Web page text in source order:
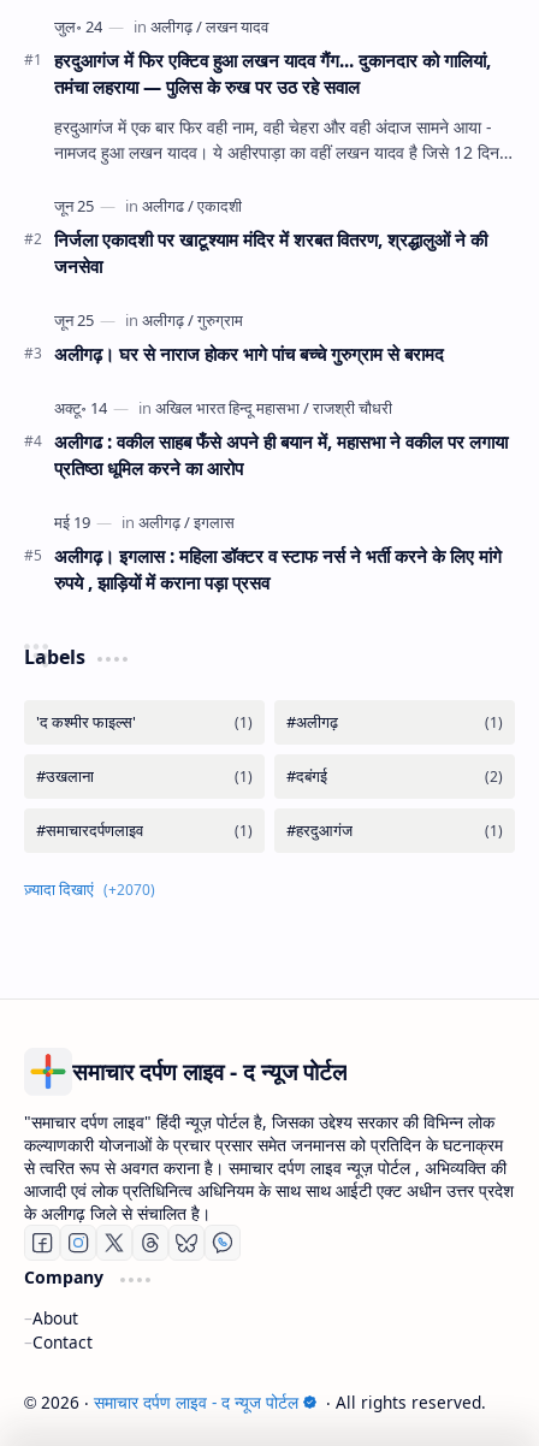
हरदुआगंज में फिर एक्टिव हुआ लखन यादव गैंग... दुकानदार को गालियां,
तमंचा लहराया — पुलिस के रुख पर उठ रहे सवाल
हरदुआगंज में एक बार फिर वही नाम, वही चेहरा और वही अंदाज सामने आया -
नामजद हुआ लखन यादव। ये अहीरपाड़ा का वहीं लखन यादव है जिसे 12 दिन
निर्जला एकादशी पर खाटूश्याम मंदिर में शरबत वितरण, श्रद्धालुओं ने की
जनसेवा
अलीगढ़। घर से नाराज होकर भागे पांच बच्चे गुरुग्राम से बरामद
अलीगढ : वकील साहब फँसे अपने ही बयान में, महासभा ने वकील पर लगाया
प्रतिष्ठा धूमिल करने का आरोप
अलीगढ़। इगलास : महिला डॉक्टर व स्टाफ नर्स ने भर्ती करने के लिए मांगे
रुपये , झाड़ियों में कराना पड़ा प्रसव
Labels
समाचार दर्पण लाइव - द न्यूज पोर्टल
"समाचार दर्पण लाइव" हिंदी न्यूज़ पोर्टल है, जिसका उद्देश्य सरकार की विभिन्न लोक
कल्याणकारी योजनाओं के प्रचार प्रसार समेत जनमानस को प्रतिदिन के घटनाक्रम
से त्वरित रूप से अवगत कराना है। समाचार दर्पण लाइव न्यूज़ पोर्टल , अभिव्यक्ति की
आजादी एवं लोक प्रतिधिनित्व अधिनियम के साथ साथ आईटी एक्ट अधीन उत्तर प्रदेश
के अलीगढ़ जिले से संचालित है।
Company
About
Contact
© 2026 ‧ समाचार दर्पण लाइव - द न्यूज पोर्टल ‧ All rights reserved.